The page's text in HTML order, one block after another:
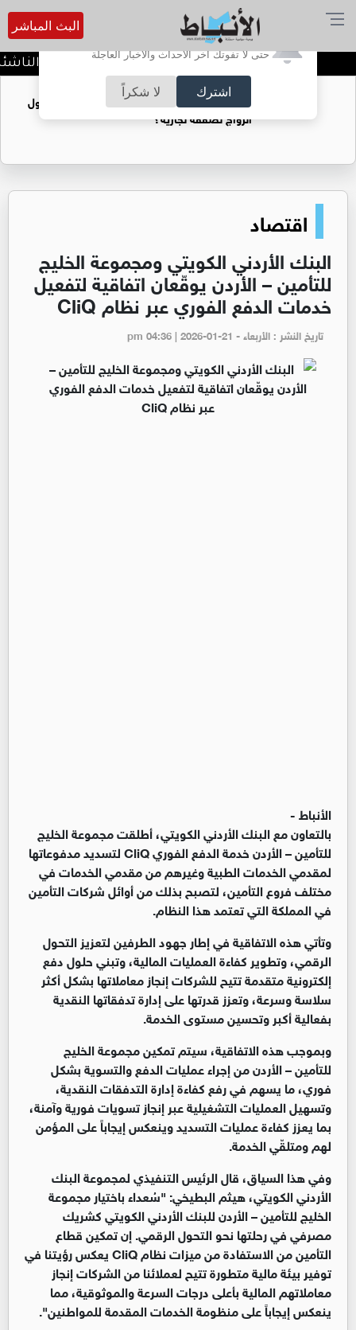
أترغب في تفعيل الإشعارات؟
حتى لا تفوتك آخر الأحداث والأخبار العاجلة
اشترك لا شكراً
البث المباشر
الاتحاد ينفرد بصدارة دوري
فتيات يستغللنه لتحقيق مكاسب مادية.. هل تحول
الزواج لصفقة تجارية؟
اقتصاد
البنك الأردني الكويتي ومجموعة الخليج
للتأمين – الأردن يوقّعان اتفاقية لتفعيل
خدمات الدفع الفوري عبر نظام CliQ
تاريخ النشر : الأربعاء - pm 04:36 | 2026-01-21
الأنباط -
بالتعاون مع البنك الأردني الكويتي، أطلقت مجموعة الخليج
للتأمين – الأردن خدمة الدفع الفوري
لتسديد مدفوعاتها
لمقدمي الخدمات الطبية وغيرهم من مقدمي الخدمات في
مختلف فروع التأمين، لتصبح بذلك من أوائل شركات التأمين
في المملكة التي تعتمد هذا النظام.
وتأتي هذه الاتفاقية في إطار جهود الطرفين لتعزيز التحول
الرقمي، وتطوير كفاءة العمليات المالية، وتبني حلول دفع
إلكترونية متقدمة تتيح للشركات إنجاز معاملاتها بشكل أكثر
سلاسة وسرعة، وتعزز قدرتها على إدارة تدفقاتها النقدية
بفعالية أكبر وتحسين مستوى الخدمة.
وبموجب هذه الاتفاقية، سيتم تمكين مجموعة الخليج
للتأمين – الأردن من إجراء عمليات الدفع والتسوية بشكل
فوري، ما يسهم في رفع كفاءة إدارة التدفقات النقدية،
وتسهيل العمليات التشغيلية عبر إنجاز تسويات فورية وآمنة،
بما يعزز كفاءة عمليات التسديد وينعكس إيجاباً على المؤمن
لهم ومتلقّي الخدمة.
وفي هذا السياق، قال الرئيس التنفيذي لمجموعة البنك
الأردني الكويتي، هيثم البطيخي: "سُعداء باختيار مجموعة
الخليج للتأمين – الأردن للبنك الأردني الكويتي كشريك
مصرفي في رحلتها نحو التحول الرقمي. إن تمكين قطاع
التأمين من الاستفادة من ميزات نظام
يعكس رؤيتنا في
توفير بيئة مالية متطورة تتيح لعملائنا من الشركات إنجاز
معاملاتهم المالية بأعلى درجات السرعة والموثوقية، مما
ينعكس إيجاباً على منظومة الخدمات المقدمة للمواطنين".